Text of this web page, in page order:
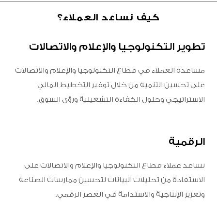
كيف نساعد العملاء؟
تطوير التكنولوجيا والإعلام والاتصالات
مساعدة العملاء في قطاع التكنولوجيا والإعلام والاتصالات
على تحسين التنمية من خلال توفير التخطيط المالي
الاستراتيجي وحلول الكفاءة التشغيلية ورؤى السوق.
الرقمية
نساعد عملاء قطاع التكنولوجيا والإعلام والاتصالات على
الاستفادة من تحليلات البيانات لتحسين ممارسات الصناعة
وتعزيز الإنتاجية والاستدامة في العصر الرقمي.